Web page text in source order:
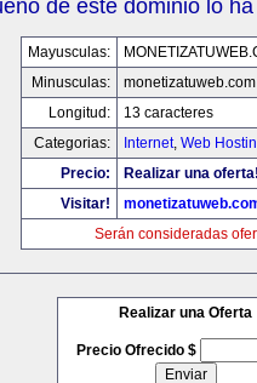
de este dominio lo
Mayusculas:
Minusculas:
monetizatuweb.com
Longitud:
13 caracteres
Categorias:
Internet, Web
Precio:
Realizar una
Visitar!
Serán consideradas
Realizar una Oferta
Precio Ofrecido $